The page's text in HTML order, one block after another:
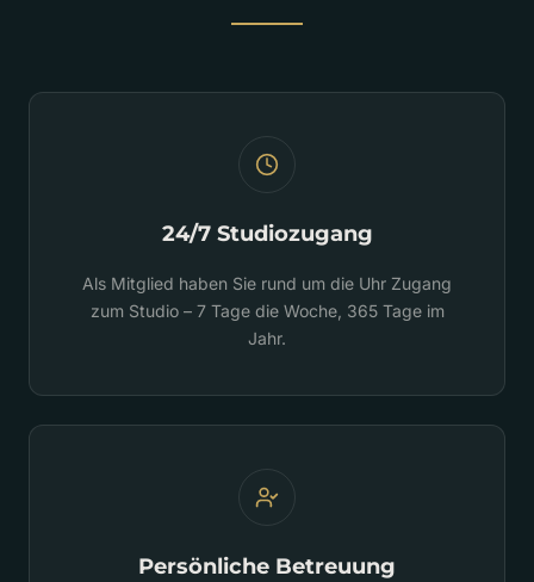
24/7 Studiozugang
Als Mitglied haben Sie rund um die Uhr Zugang
zum Studio – 7 Tage die Woche, 365 Tage im
Jahr.
Persönliche Betreuung